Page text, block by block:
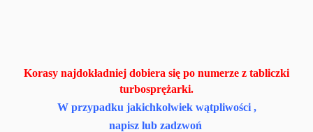
Korasy najdokładniej dobiera się po numerze z tabliczki
turbosprężarki.
W przypadku jakichkolwiek wątpliwości ,
napisz lub zadzwoń